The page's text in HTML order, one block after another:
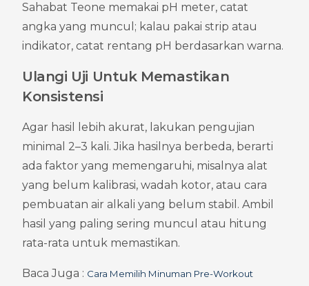
Sahabat Teone memakai pH meter, catat
angka yang muncul; kalau pakai strip atau
indikator, catat rentang pH berdasarkan warna.
Ulangi Uji Untuk Memastikan
Konsistensi
Agar hasil lebih akurat, lakukan pengujian
minimal 2–3 kali. Jika hasilnya berbeda, berarti
ada faktor yang memengaruhi, misalnya alat
yang belum kalibrasi, wadah kotor, atau cara
pembuatan air alkali yang belum stabil. Ambil
hasil yang paling sering muncul atau hitung
rata-rata untuk memastikan.
Baca Juga : Cara Memilih Minuman Pre-Workout